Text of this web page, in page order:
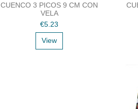
CUENCO 3 PICOS 9 CM CON
VELA
€5.23
View